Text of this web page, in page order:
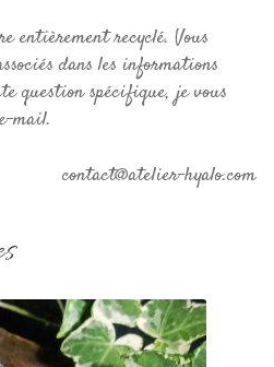
entièrement recyclé. Vous
dans les informations
question spécifique, je vous
mail.
contact@atelier-hyalo.com